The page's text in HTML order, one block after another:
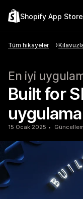
Shopify App Store
Tüm hikayeler
En iyi
Built for
15 Ocak 2025